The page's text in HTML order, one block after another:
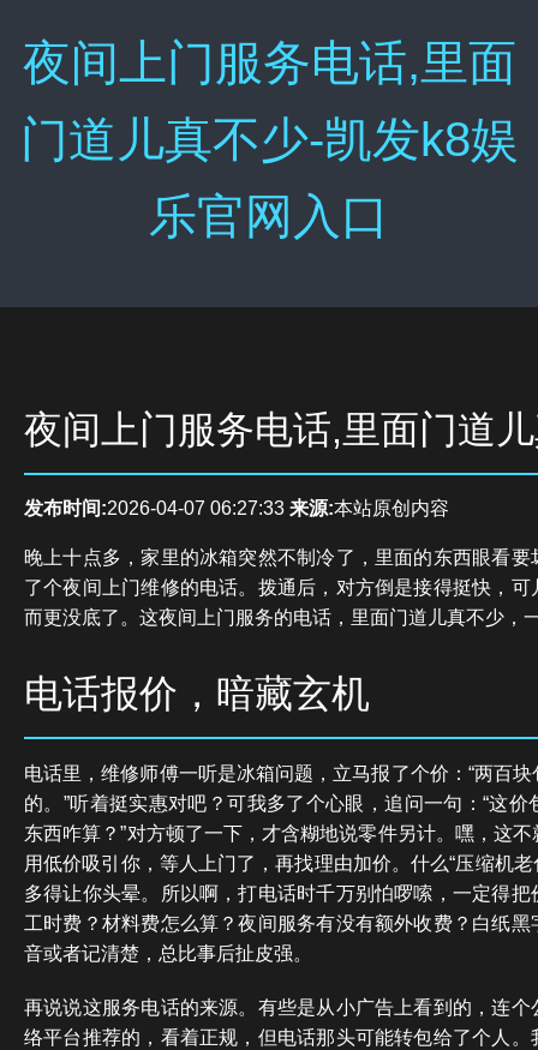
夜间上门服务电话,里面
门道儿真不少-凯发k8娱
乐官网入口
夜间上门服务电话,里面门道
发布时间:2026-04-07 06:27:33 来源:本站原创内容
晚上十点多，家里的冰箱突然不制冷了，里面的东西眼看
了个夜间上门维修的电话。拨通后，对方倒是接得挺快，
而更没底了。这夜间上门服务的电话，里面门道儿真不少，
电话报价，暗藏玄机
电话里，维修师傅一听是冰箱问题，立马报了个价：“两百
的。”听着挺实惠对吧？可我多了个心眼，追问一句：“这
东西咋算？”对方顿了一下，才含糊地说零件另计。嘿，这
用低价吸引你，等人上门了，再找理由加价。什么“压缩机老
多得让你头晕。所以啊，打电话时千万别怕啰嗦，一定得
工时费？材料费怎么算？夜间服务有没有额外收费？白纸
音或者记清楚，总比事后扯皮强。
再说说这服务电话的来源。有些是从小广告上看到的，连
络平台推荐的，看着正规，但电话那头可能转包给了个人